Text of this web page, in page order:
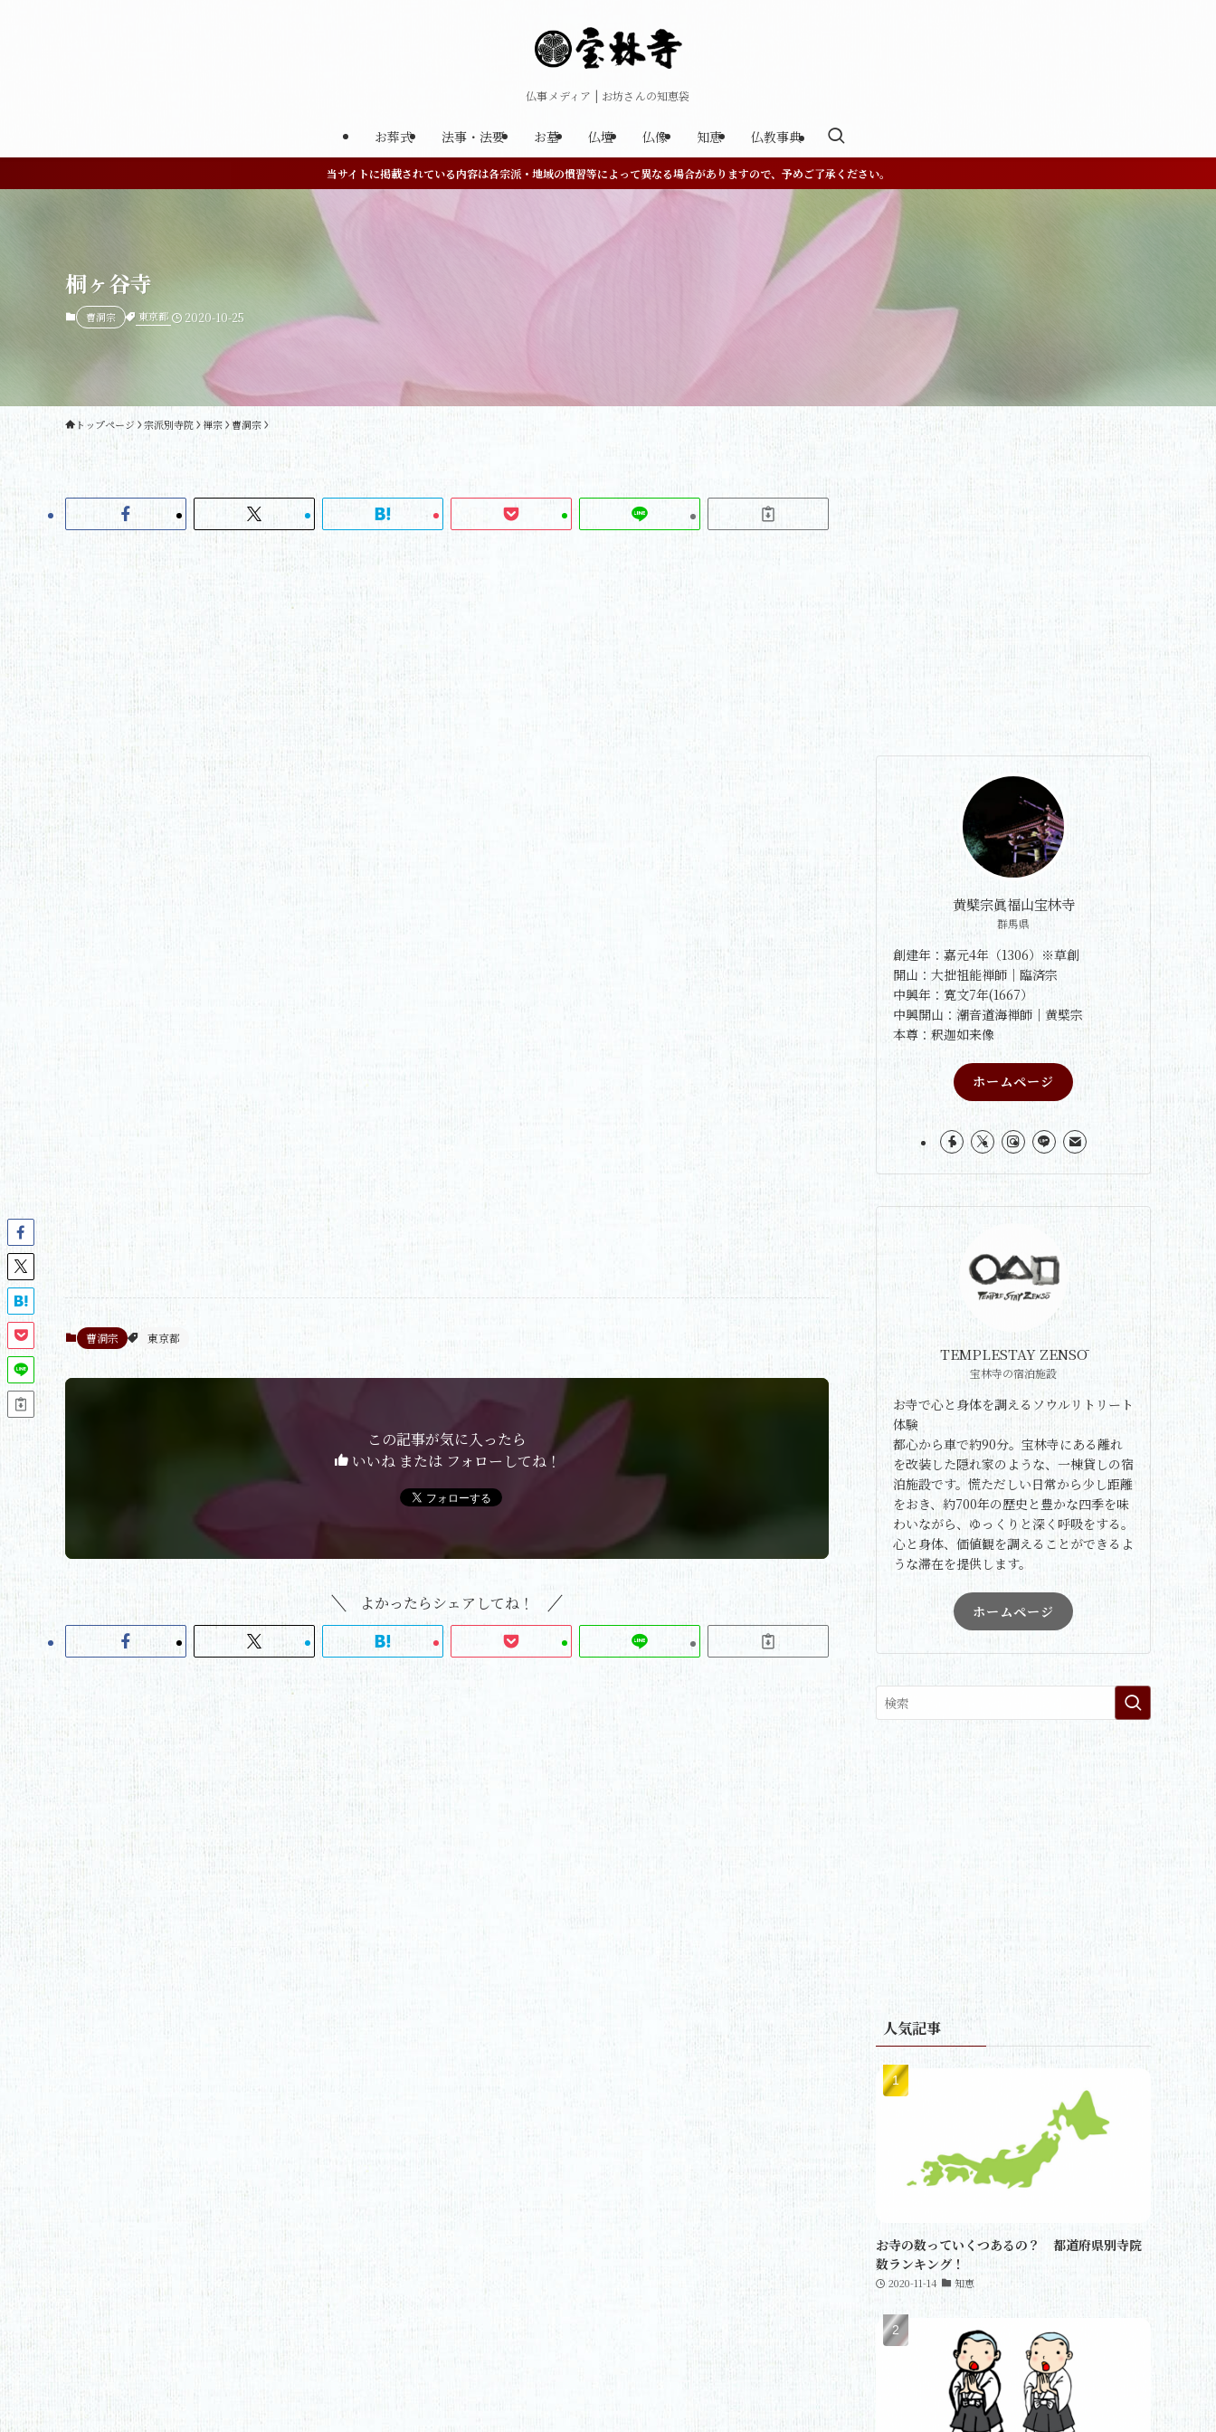
仏事メディア | お坊さんの知恵袋
お葬式 法事・法要 お墓 仏壇 仏像 知恵 仏教事典
当サイトに掲載されている内容は各宗派・地域の慣習等によって異なる場合がありますので、予めご了承ください。
桐ヶ谷寺
曹洞宗 東京都 2020-10-25
トップページ 宗派別寺院 禅宗 曹洞宗
曹洞宗 東京都
この記事が気に入ったら
いいね または フォローしてね！
よかったらシェアしてね！
黄檗宗眞福山宝林寺
群馬県
創建年：嘉元4年（1306）※草創
開山：大拙祖能禅師｜臨済宗
中興年：寛文7年(1667）
中興開山：潮音道海禅師｜黄檗宗
本尊：釈迦如来像
ホームページ
TEMPLESTAY ZENSŌ
宝林寺の宿泊施設
お寺で心と身体を調えるソウルリトリート
体験
都心から車で約90分。宝林寺にある離れ
を改装した隠れ家のような、一棟貸しの宿
泊施設です。慌ただしい日常から少し距離
をおき、約700年の歴史と豊かな四季を味
わいながら、ゆっくりと深く呼吸をする。
心と身体、価値観を調えることができるよ
うな滞在を提供します。
ホームページ
人気記事
お寺の数っていくつあるの？ 都道府県別寺院
数ランキング！
2020-11-14 知恵